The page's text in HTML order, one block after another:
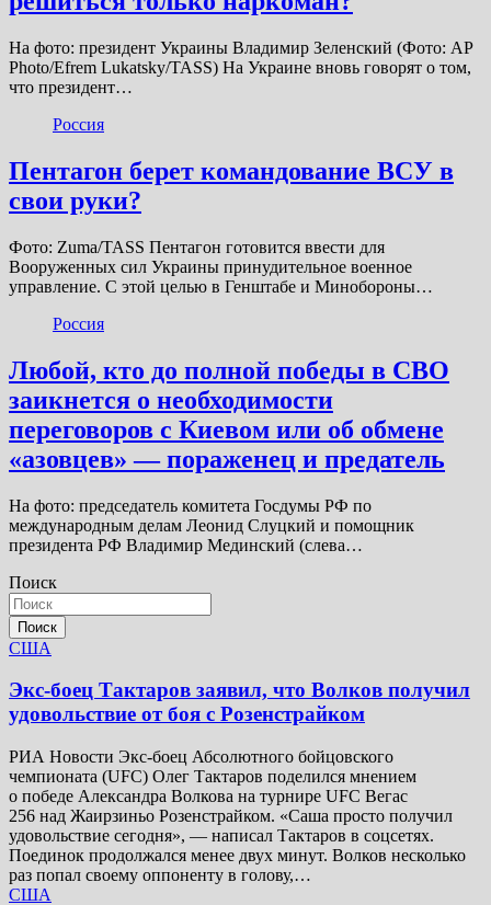
На фото: президент Украины Владимир Зеленский (Фото: AP
Photo/Efrem Lukatsky/TASS) На Украине вновь говорят о том,
что президент…
Россия
Пентагон берет командование ВСУ в
свои руки?
Фото: Zuma/TASS Пентагон готовится ввести для
Вооруженных сил Украины принудительное военное
управление. С этой целью в Генштабе и Минобороны…
Россия
Любой, кто до полной победы в СВО
заикнется о необходимости
переговоров с Киевом или об обмене
«азовцев» — пораженец и предатель
На фото: председатель комитета Госдумы РФ по
международным делам Леонид Слуцкий и помощник
президента РФ Владимир Мединский (слева…
Поиск
Поиск
США
Экс-боец Тактаров заявил, что Волков получил
удовольствие от боя с Розенстрайком
РИА Новости Экс-боец Абсолютного бойцовского
чемпионата (UFC) Олег Тактаров поделился мнением
о победе Александра Волкова на турнире UFC Вегас
256 над Жаирзиньо Розенстрайком. «Саша просто получил
удовольствие сегодня», — написал Тактаров в соцсетях.
Поединок продолжался менее двух минут. Волков несколько
раз попал своему оппоненту в голову,…
США